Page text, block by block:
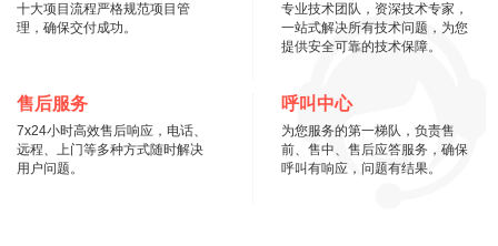
十大项目流程严格规范项目管
理，确保交付成功。
专业技术团队，资深技术专家，
一站式解决所有技术问题，为您
提供安全可靠的技术保障。
售后服务
7x24小时高效售后响应，电话、
远程、上门等多种方式随时解决
用户问题。
呼叫中心
为您服务的第一梯队，负责售
前、售中、售后应答服务，确保
呼叫有响应，问题有结果。